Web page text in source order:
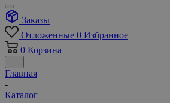
Заказы
Отложенные 0 Избранное
0 Корзина
Главная
-
Каталог